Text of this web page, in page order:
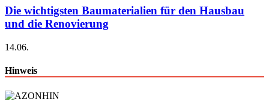
Die wichtigsten Baumaterialien für den Hausbau
und die Renovierung
14.06.
Hinweis